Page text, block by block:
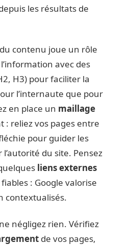
les résultats de
contenu joue un rôle
avec des
H3) pour faciliter la
l’internaute que pour
en place un maillage
: reliez vos pages entre
pour guider les
du site. Pensez
liens externes
: Google valorise
contextualisés.
négligez rien. Vérifiez
de vos pages,